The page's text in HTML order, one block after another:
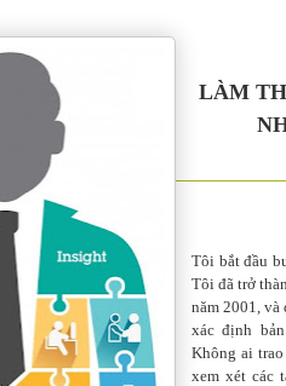
LÀM
Tôi bắt đầu
Tôi đã trở
năm 2001,
xác định
Không ai
xem xét các